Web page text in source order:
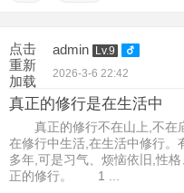
点击
重新
加载
admin Lv.9
2026-3-6 22:42
真正的修行是在生活中
真正的修行不在山上,不在
在修行中生活,在生活中修行。
多年,可是习气、烦恼依旧,性
正的修行。 1 ...